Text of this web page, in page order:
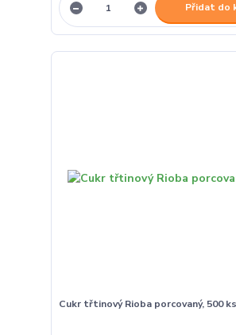
Přidat do
Cukr třtinový Rioba porcovaný, 500 ks